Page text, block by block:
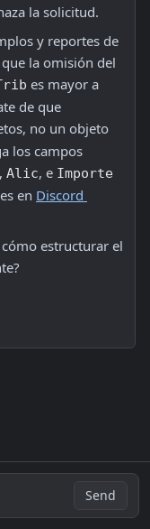
la solicitud.
y reportes de
la omisión del
es mayor a
no un objeto
los campos
, Alic, e Importe
en Discord
estructurar el
Send